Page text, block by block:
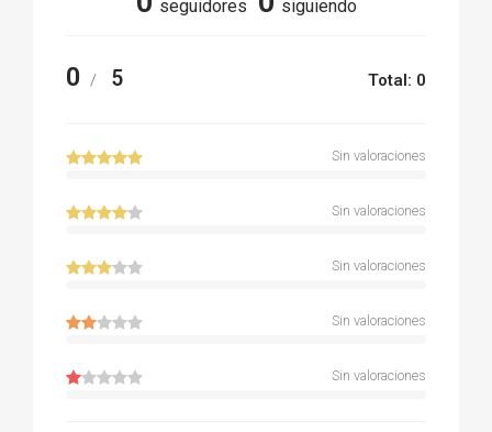
seguidores siguiendo
0 / 5 Total: 0
Sin valoraciones
Sin valoraciones
Sin valoraciones
Sin valoraciones
Sin valoraciones